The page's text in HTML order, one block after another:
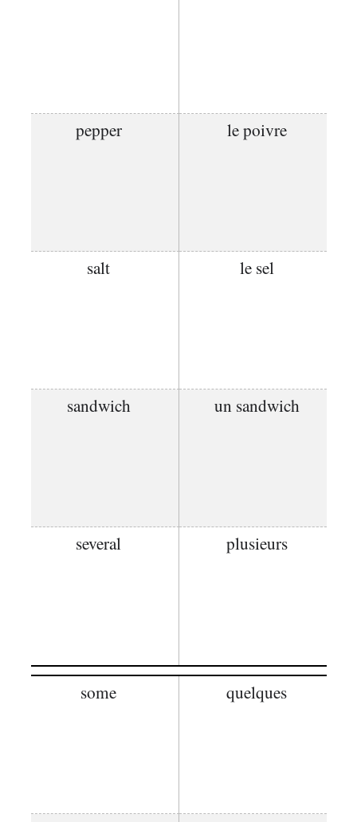
pepper le poivre
salt le sel
sandwich un sandwich
several plusieurs
some quelques